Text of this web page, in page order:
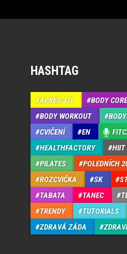
HASHTAG
APRÉS-FIT BODY CORE
BODY WORKOUT
CVIČENÍ
EN
HEALTHFACTORY
HIIT
PILATES
POLEDNÍCH
ROZCVIČKA
SK
TABATA
TANEC
TRENDY
TUTORIALS
ZDRAVÁ ZÁDA